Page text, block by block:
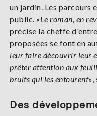
un jardin. Les parcours
public. «Le roman, en
précise la cheffe
proposées se font en
leur faire découvrir leur
prêter attention aux
bruits qui les entourent»,
Des